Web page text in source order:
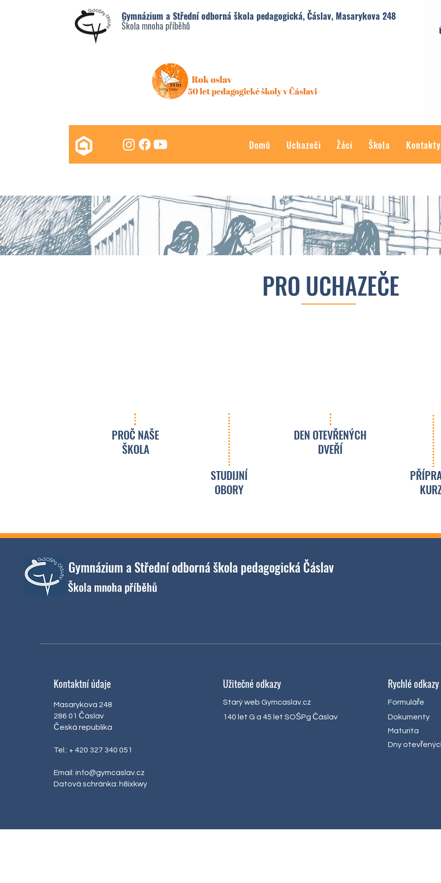
Gymnázium a Střední odborná škola pedagogická, Čáslav, Masarykova 248
Škola mnoha příběhů
Domů Uchazeči Žáci Škola Kontakty
PRO UCHAZEČE
PROČ NAŠE
ŠKOLA
DEN OTEVŘENÝCH
DVEŘÍ
STUDIJNÍ
OBORY
Gymnázium a Střední odborná škola pedagogická Čáslav
Škola mnoha příběhů
Kontaktní údaje
Masarykova 248
286 01 Čáslav
Česká republika
Tel.: + 420 327 340 051
Email: info@gymcaslav.cz
Datová schránka: h8ixkwy
Užitečné odkazy
Starý web Gymcaslav.cz
140 let G a 45 let SOŠPg Čáslav
Rychlé odkazy
Formuláře
Dokumenty
Maturita